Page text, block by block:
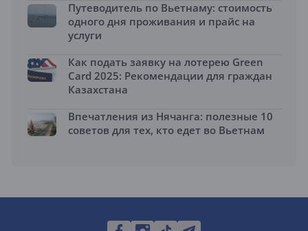
Путеводитель по Вьетнаму: стоимость
одного дня проживания и прайс на
услуги
Как подать заявку на лотерею Green
Card 2025: Рекомендации для граждан
Казахстана
Впечатления из Нячанга: полезные 10
советов для тех, кто едет во Вьетнам